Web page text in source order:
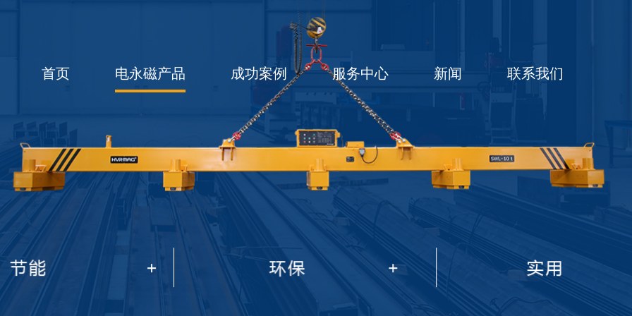
首页 电永磁产品 成功案例 服务中心 新闻 联系我们